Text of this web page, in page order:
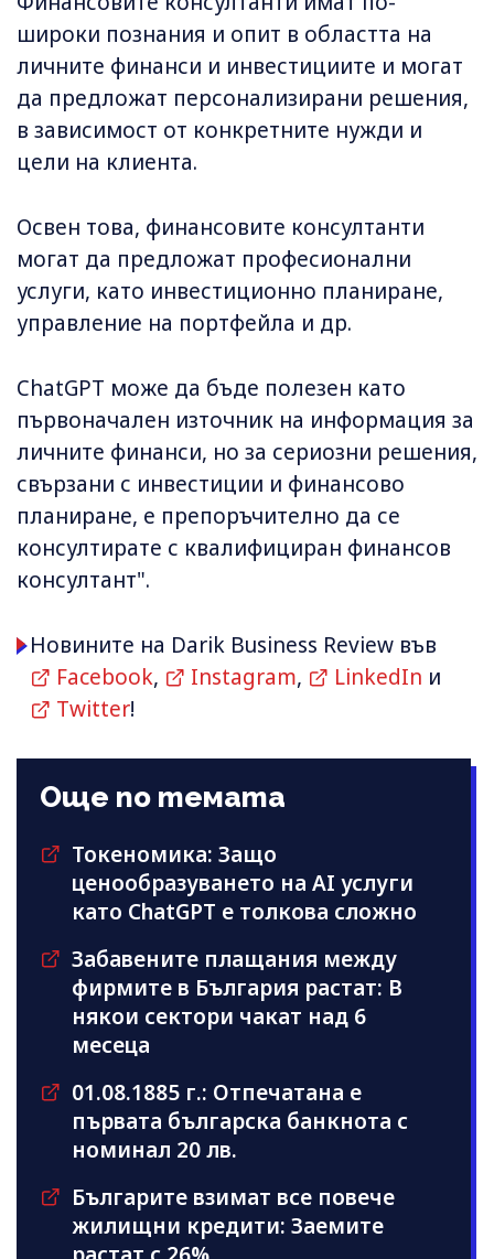
широки познания и опит в областта на
личните финанси и инвестициите и могат
да предложат персонализирани решения,
в зависимост от конкретните нужди и
цели на клиента.
Освен това, финансовите консултанти
могат да предложат професионални
услуги, като инвестиционно планиране,
управление на портфейла и др.
ChatGPT може да бъде полезен като
първоначален източник на информация за
личните финанси, но за сериозни решения,
свързани с инвестиции и финансово
планиране, е препоръчително да се
консултирате с квалифициран финансов
консултант".
Новините на Darik Business Review във
Facebook, Instagram, LinkedIn и
Twitter!
Още по темата
Токеномика: Защо
ценообразуването на AI услуги
като ChatGPT е толкова сложно
Забавените плащания между
фирмите в България растат: В
някои сектори чакат над 6
месеца
01.08.1885 г.: Отпечатана е
първата българска банкнота с
номинал 20 лв.
Българите взимат все повече
жилищни кредити: Заемите